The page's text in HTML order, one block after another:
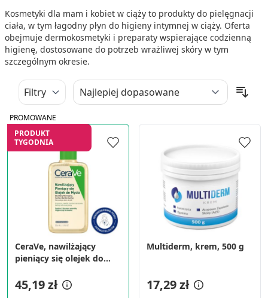
Kosmetyki dla mam i kobiet w ciąży to produkty do pielęgnacji
ciała, w tym łagodny płyn do higieny intymnej w ciąży. Oferta
obejmuje dermokosmetyki i preparaty wspierające codzienną
higienę, dostosowane do potrzeb wrażliwej skóry w tym
szczególnym okresie.
Filtry
PROMOWANE
PRODUKT
TYGODNIA
CeraVe, nawilżający
pieniący się olejek do
45,19 zł
Multiderm, krem, 500 g
17,29 zł